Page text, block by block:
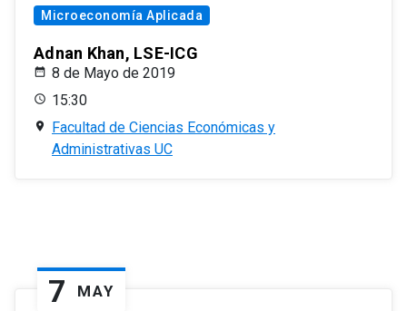
Microeconomía Aplicada
Adnan Khan, LSE-ICG
8 de Mayo de 2019
15:30
Facultad de Ciencias Económicas y
Administrativas UC
7 MAY